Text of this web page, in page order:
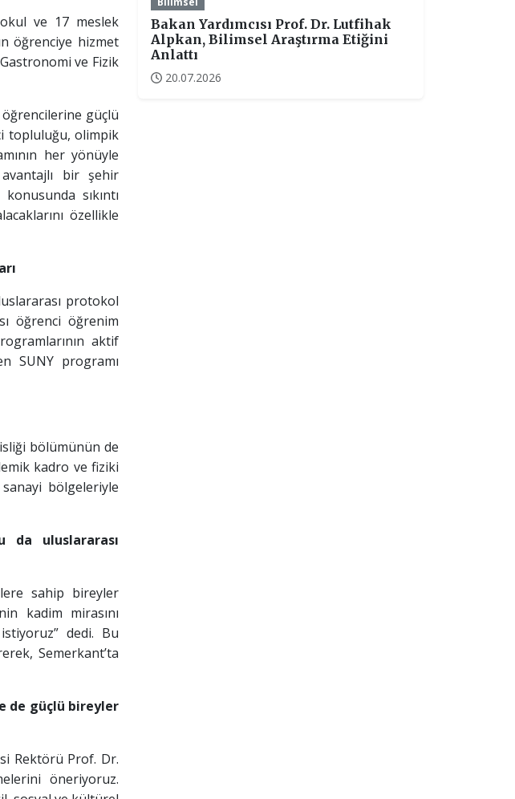
ve 17 meslek
öğrenciye hizmet
ve Fizik
güçlü
topluluğu, olimpik
her yönüyle
bir şehir
sıkıntı
özellikle
protokol
öğrenci öğrenim
aktif
SUNY programı
bölümünün de
kadro ve fiziki
sanayi bölgeleriyle
da uluslararası
sahip bireyler
kadim mirasını
dedi. Bu
Semerkant’ta
de güçlü bireyler
Rektörü Prof. Dr.
öneriyoruz.
Bakan Yardımcısı Prof. Dr. Lutfihak
Alpkan, Bilimsel Araştırma Etiğini
Anlattı
20.07.2026